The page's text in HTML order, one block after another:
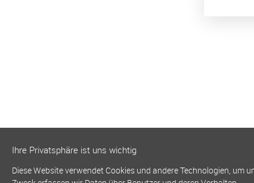
Ihre Privatsphäre ist uns wichtig
Diese Website verwendet Cookies und andere Technologien, um